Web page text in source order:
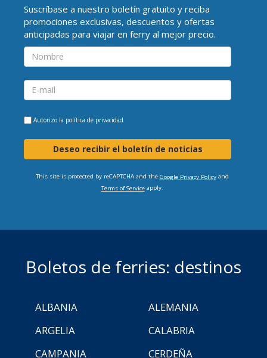
Suscríbase a nuestro boletín gratuito y reciba
promociones exclusivas, descuentos y ofertas
anticipadas para viajar en ferry al mejor precio.
Autorizo la política de privacidad
Deseo recibir el boletín de noticias
This site is protected by reCAPTCHA and the Google Privacy Policyand
Terms of Serviceapply.
Boletos de ferries: destinos
ALBANIA
ALEMANIA
ARGELIA
CALABRIA
CAMPANIA
CERDEÑA